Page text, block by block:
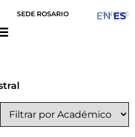
SEDE ROSARIO ONLINE
EN ES